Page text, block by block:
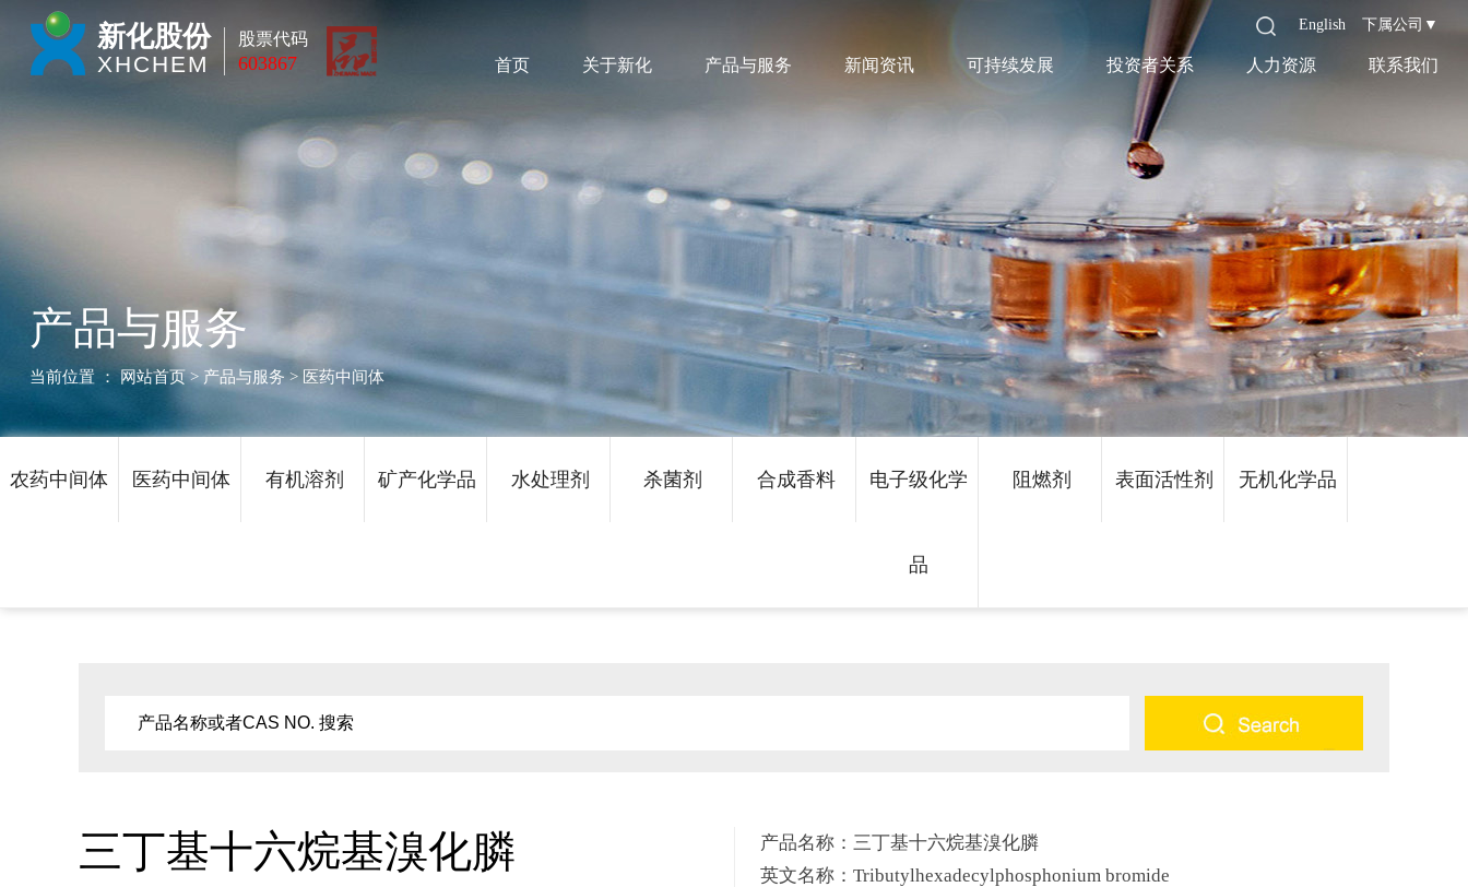
新化股份
XHCHEM
股票代码
603867
下属公司▼
English
首页 关于新化 产品与服务 新闻资讯 可持续发展 投资者关系 人力资源 联系我们
产品与服务
当前位置 ：网站首页> 产品与服务 > 医药中间体
农药中间体 医药中间体 有机溶剂 矿产化学品 水处理剂 杀菌剂 合成香料 电子级化学
品
阻燃剂 表面活性剂 无机化学品
三丁基十六烷基溴化膦
产品名称：三丁基十六烷基溴化膦
英文名称：Tributylhexadecylphosphonium bromide